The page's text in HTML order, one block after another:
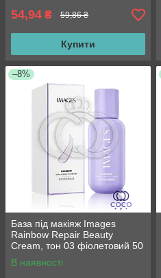
54,94 ₴ 59,86 ₴
Купити
–8%
База під макіяж Images
Rainbow Repair Beauty
Cream, тон 03 фіолетовий 50
гВ наявності